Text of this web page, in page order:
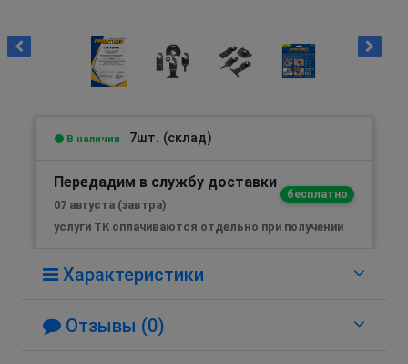
В наличии 7шт. (склад)
Передадим в службу доставки
бесплатно
07 августа (завтра)
услуги ТК оплачиваются отдельно при получении
Характеристики
Отзывы (0)